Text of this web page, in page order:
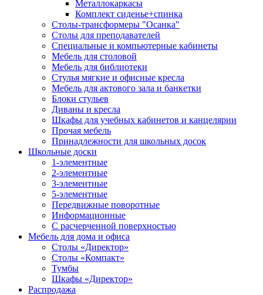
Металлокаркасы
Комплект сиденье+спинка
Столы-трансформеры "Осанка"
Столы для преподавателей
Специальные и компьютерные кабинеты
Мебель для столовой
Мебель для библиотеки
Стулья мягкие и офисные кресла
Мебель для актового зала и банкетки
Блоки стульев
Диваны и кресла
Шкафы для учебных кабинетов и канцелярии
Прочая мебель
Принадлежности для школьных досок
Школьные доски
1-элементные
2-элементные
3-элементные
5-элементные
Передвижные поворотные
Информационные
С расчерченной поверхностью
Мебель для дома и офиса
Столы «Директор»
Столы «Компакт»
Тумбы
Шкафы «Директор»
Распродажа